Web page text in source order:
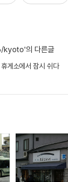
의 다른글
소에서 잠시 쉬다